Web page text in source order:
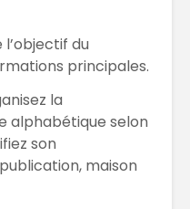
du
principales.
la
alphabétique selon
son
maison